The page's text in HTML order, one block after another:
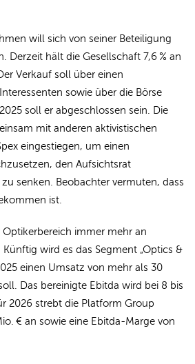
will sich von seiner Beteiligung
Derzeit hält die Gesellschaft 7,6 % an
Verkauf soll über einen
sowie über die Börse
soll er abgeschlossen sein. Die
mit anderen aktivistischen
eingestiegen, um einen
den Aufsichtsrat
senken. Beobachter vermuten, dass
ist.
immer mehr an
wird es das Segment „Optics &
einen Umsatz von mehr als 30
Das bereinigte Ebitda wird bei 8 bis
2026 strebt die Platform Group
€ an sowie eine Ebitda-Marge von